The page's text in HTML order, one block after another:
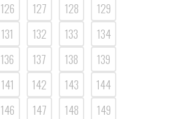
126 127 128
129
131 132 133
134
136 137 138
139
141 142 143
144
146 147 148
149